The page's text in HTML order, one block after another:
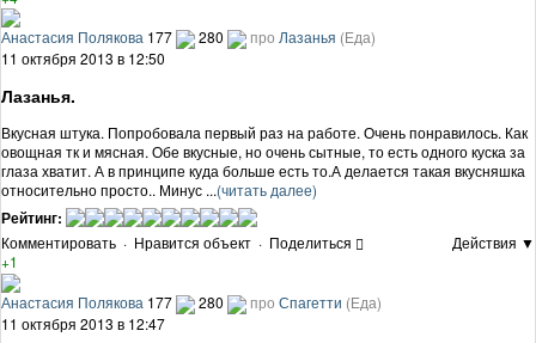
Анастасия Полякова 177 280 про Лазанья (Еда)
11 октября 2013 в 12:50
Лазанья.
Вкусная штука. Попробовала первый раз на работе. Очень понравилось. Как
овощная тк и мясная. Обе вкусные, но очень сытные, то есть одного куска за
глаза хватит. А в принципе куда больше есть то.А делается такая вкусняшка
относительно просто.. Минус ...(читать далее)
Рейтинг:
Комментировать · Нравится объект · Поделиться
Действия ▼
+1
Анастасия Полякова 177 280 про Спагетти (Еда)
11 октября 2013 в 12:47